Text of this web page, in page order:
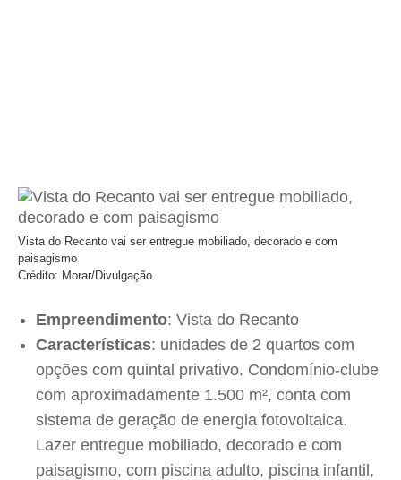
Vista do Recanto vai ser entregue mobiliado, decorado e com
paisagismo
Crédito: Morar/Divulgação
Empreendimento: Vista do Recanto
Características: unidades de 2 quartos com
opções com quintal privativo. Condomínio-clube
com aproximadamente 1.500 m², conta com
sistema de geração de energia fotovoltaica.
Lazer entregue mobiliado, decorado e com
paisagismo, com piscina adulto, piscina infantil,